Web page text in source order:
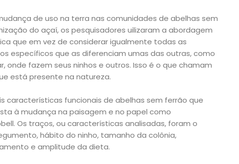
de uso na terra nas comunidades de abelhas sem
do açaí, os pesquisadores uilizaram a abordagem
que em vez de considerar igualmente todas as
específicos que as diferenciam umas das outras, como
onde fazem seus ninhos e outros. Isso é o que chamam
está presente na natureza.
características funcionais de abelhas sem ferrão que
à mudança na paisagem e no papel como
Os traços, ou características analisadas, foram o
hábito do ninho, tamanho da colônia,
e amplitude da dieta.